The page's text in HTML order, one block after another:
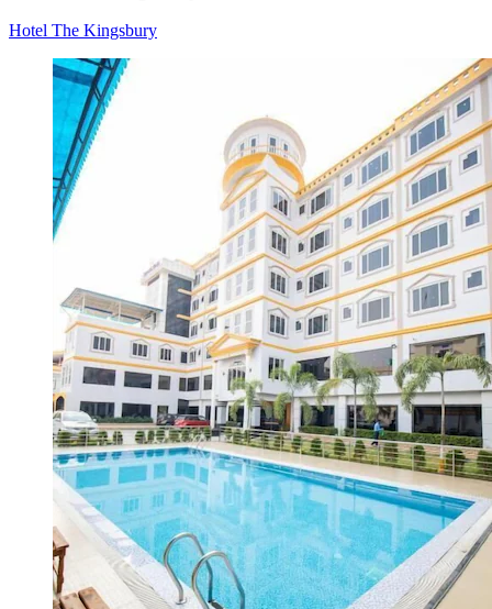
Hotel The Kingsbury